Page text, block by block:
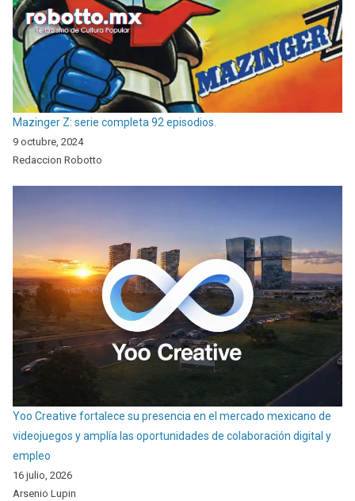
Mazinger Z: serie completa 92 episodios.
9 octubre, 2024
Redaccion Robotto
Yoo Creative fortalece su presencia en el mercado mexicano de
videojuegos y amplía las oportunidades de colaboración digital y
empleo
16 julio, 2026
Arsenio Lupin